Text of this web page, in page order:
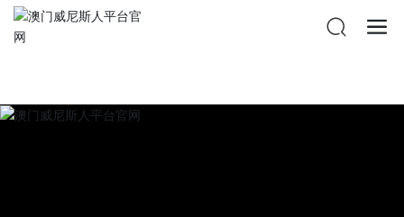
澳门威尼斯人平台官网